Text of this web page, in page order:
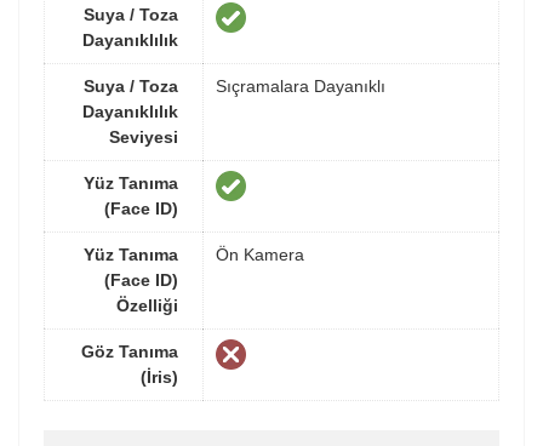
Suya / Toza
Dayanıklılık
Suya / Toza
Dayanıklılık
Seviyesi
Sıçramalara Dayanıklı
Yüz Tanıma
(Face ID)
Yüz Tanıma
(Face ID)
Özelliği
Ön Kamera
Göz Tanıma
(İris)